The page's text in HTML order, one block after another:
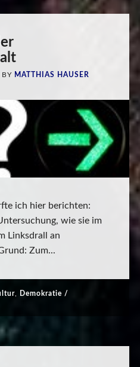
BY MATTHIAS HAUSER
ich hier berichten:
wie sie im
Linksdrall an
Zum...
,
Demokratie /